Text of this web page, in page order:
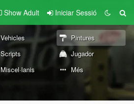
Show Adult Iniciar Sessió
Vehicles
Pintures
Scripts
Jugador
Miscel·lanis Més